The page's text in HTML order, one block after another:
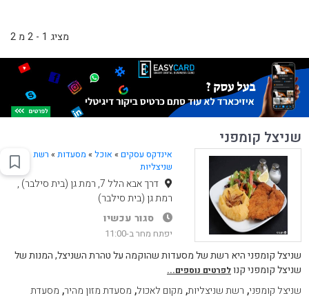
מציג 1 - 2 מ 2
שניצל קומפני
אינדקס עסקים » אוכל» מסעדות» רשת
שניצליות
דרך אבא הלל 7, רמת גן (בית סילבר) ,
רמת גן (בית סילבר)
סגור עכשיו
יפתח מחר ב-11:00
שניצל קומפני היא רשת של מסעדות שהוקמה על טהרת השניצל, המנות של
שניצל קומפני קנולפרטים נוספים...
שניצל קומפני, רשת שניצליות, מקום לאכול, מסעדת מזון מהיר, מסעדת